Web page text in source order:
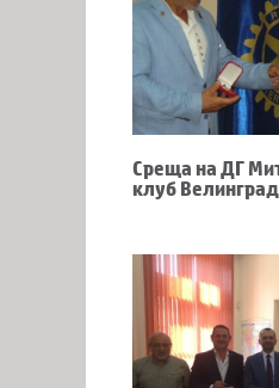
Среща на ДГ
клуб